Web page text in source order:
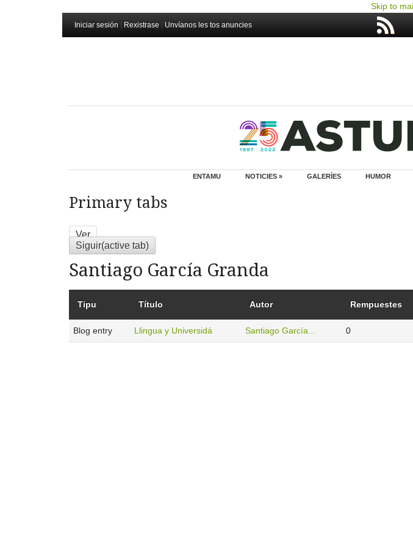
Skip to
Iniciar sesión Rexistrase Unvíanos les tos anuncies
ENTAMU NOTICIES » GALERÍES HUMOR
Primary tabs
Ver
Siguir(active tab)
Santiago García Granda
Tipu Título Autor Rempuestes
Blog entry Llingua y Universidá Santiago García... 0